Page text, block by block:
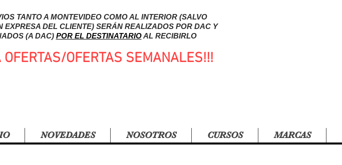
TANTO A MONTEVIDEO COMO AL INTERIOR (SALVO
EXPRESA DEL CLIENTE) SERÁN REALIZADOS POR DAC Y
(A DAC) POR EL DESTINATARIOAL RECIBIRLO
OFERTAS/OFERTAS SEMANALES!!!
NOVEDADES NOSOTROS CURSOS MARCAS